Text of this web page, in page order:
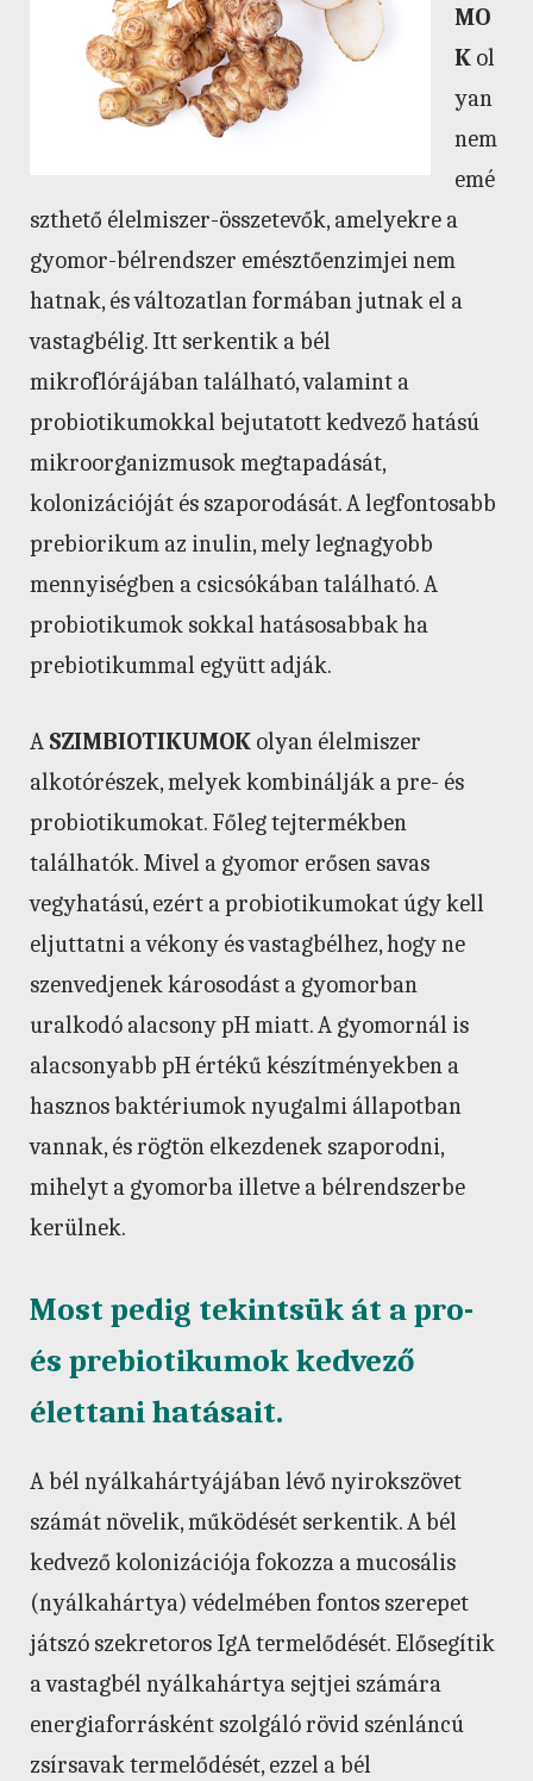
MO
K ol
yan
nem
emé
szthető élelmiszer-összetevők, amelyekre a
gyomor-bélrendszer emésztőenzimjei nem
hatnak, és változatlan formában jutnak el a
vastagbélig. Itt serkentik a bél
mikroflórájában található, valamint a
probiotikumokkal bejutatott kedvező hatású
mikroorganizmusok megtapadását,
kolonizációját és szaporodását. A legfontosabb
prebiorikum az inulin, mely legnagyobb
mennyiségben a csicsókában található. A
probiotikumok sokkal hatásosabbak ha
prebiotikummal együtt adják.
A SZIMBIOTIKUMOK olyan élelmiszer
alkotórészek, melyek kombinálják a pre- és
probiotikumokat. Főleg tejtermékben
találhatók. Mivel a gyomor erősen savas
vegyhatású, ezért a probiotikumokat úgy kell
eljuttatni a vékony és vastagbélhez, hogy ne
szenvedjenek károsodást a gyomorban
uralkodó alacsony pH miatt. A gyomornál is
alacsonyabb pH értékű készítményekben a
hasznos baktériumok nyugalmi állapotban
vannak, és rögtön elkezdenek szaporodni,
mihelyt a gyomorba illetve a bélrendszerbe
kerülnek.
Most pedig tekintsük át a pro-
és prebiotikumok kedvező
élettani hatásait.
A bél nyálkahártyájában lévő nyirokszövet
számát növelik, működését serkentik. A bél
kedvező kolonizációja fokozza a mucosális
(nyálkahártya) védelmében fontos szerepet
játszó szekretoros IgA termelődését. Elősegítik
a vastagbél nyálkahártya sejtjei számára
energiaforrásként szolgáló rövid szénláncú
zsírsavak termelődését, ezzel a bél